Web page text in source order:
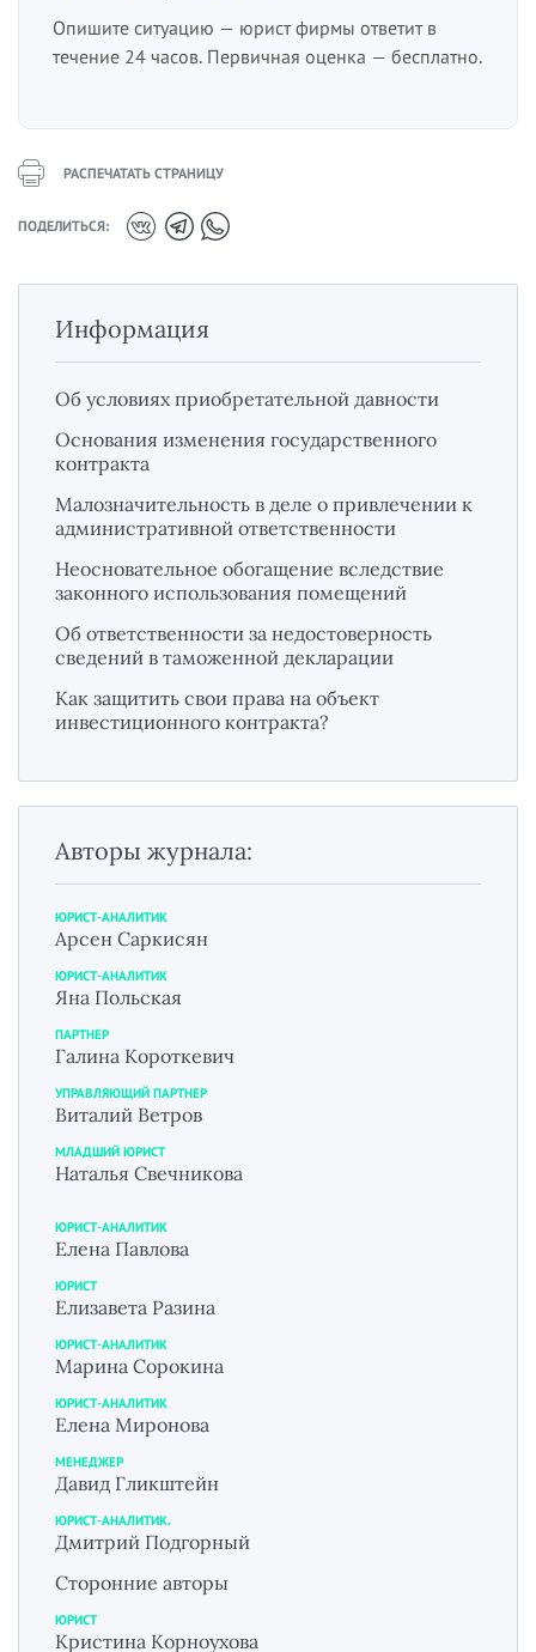
Опишите ситуацию — юрист фирмы ответит в
течение 24 часов. Первичная оценка — бесплатно.
РАСПЕЧАТАТЬ СТРАНИЦУ
ПОДЕЛИТЬСЯ:
Информация
Об условиях приобретательной давности
Основания изменения государственного
контракта
Малозначительность в деле о привлечении к
административной ответственности
Неосновательное обогащение вследствие
законного использования помещений
Об ответственности за недостоверность
сведений в таможенной декларации
Как защитить свои права на объект
инвестиционного контракта?
Авторы журнала:
ЮРИСТ-АНАЛИТИК
Арсен Саркисян
ЮРИСТ-АНАЛИТИК
Яна Польская
ПАРТНЕР
Галина Короткевич
УПРАВЛЯЮЩИЙ ПАРТНЕР
Виталий Ветров
МЛАДШИЙ ЮРИСТ
Наталья Свечникова
ЮРИСТ-АНАЛИТИК
Елена Павлова
ЮРИСТ
Елизавета Разина
ЮРИСТ-АНАЛИТИК
Марина Сорокина
ЮРИСТ-АНАЛИТИК
Елена Миронова
МЕНЕДЖЕР
Давид Гликштейн
ЮРИСТ-АНАЛИТИК.
Дмитрий Подгорный
Сторонние авторы
ЮРИСТ
Кристина Корноухова